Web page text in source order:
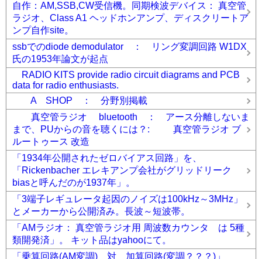
自作：AM,SSB,CW受信機。同期検波デバイス： 真空管
ラジオ、Class A1 ヘッドホンアンプ、ディスクリートア
ンプ自作site。
ssbでのdiode demodulator ： リング変調回路 W1DX
氏の1953年論文が起点
RADIO KITS provide radio circuit diagrams and PCB
data for radio enthusiasts.
A SHOP ： 分野別掲載
真空管ラジオ bluetooth ： アース分離しないま
まで、PUからの音を聴くには？: 真空管ラジオ ブ
ルートゥース 改造
「1934年公開されたゼロバイアス回路」を、
「Rickenbacher エレキアンプ会社がグリッドリーク
biasと呼んだのが1937年」。
「3端子レギュレータ起因のノイズは100kHz～3MHz」
とメーカーから公開済み。長波～短波帯。
「AMラジオ： 真空管ラジオ用 周波数カウンタ は 5種
類開発済」。 キット品はyahooにて。
「乗算回路(AM変調) 対 加算回路(変調？？？)」